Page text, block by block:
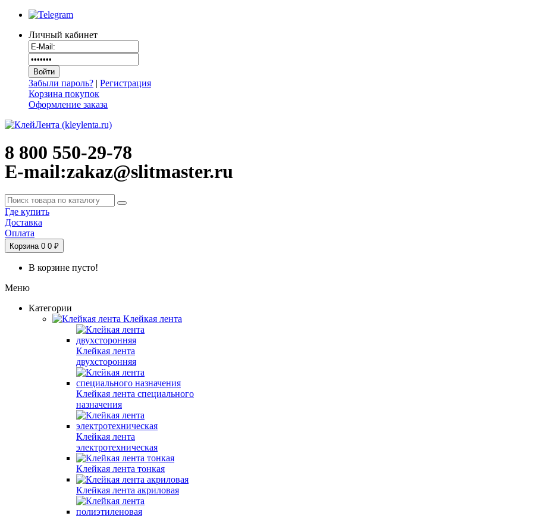
Личный кабинет
Забыли пароль? | Регистрация
Корзина покупок
Оформление заказа
8 800 550-29-78
E-mail:zakaz@slitmaster.ru
Где купить
Доставка
Оплата
Корзина 0 0 ₽
В корзине пусто!
Меню
Категории
Клейкая лента
Клейкая лента
двухсторонняя
Клейкая лента специального
назначения
Клейкая лента
электротехническая
Клейкая лента тонкая
Клейкая лента акриловая